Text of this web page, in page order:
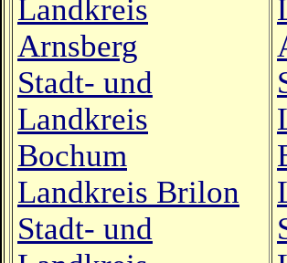
Landkreis
Arnsberg
Stadt- und
Landkreis
Bochum
Landkreis Brilon
Stadt- und